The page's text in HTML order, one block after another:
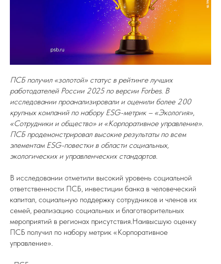
ПСБ получил «золотой» статус в рейтинге лучших
работодателей России 2025 по версии Forbes. В
исследовании проанализировали и оценили более 200
крупных компаний по набору ESG-метрик – «Экология»,
«Сотрудники и общество» и «Корпоративное управление».
ПСБ продемонстрировал высокие результаты по всем
элементам ESG-повестки в области социальных,
экологических и управленческих стандартов.
В исследовании отметили высокий уровень социальной
ответственности ПСБ, инвестиции банка в человеческий
капитал, социальную поддержку сотрудников и членов их
семей, реализацию социальных и благотворительных
мероприятий в регионах присутствия.Наивысшую оценку
ПСБ получил по набору метрик «Корпоративное
управление».